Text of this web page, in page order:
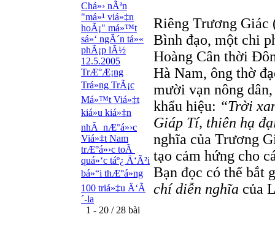
Chá»› nÃªn
"má»¹ viá»‡n
hoÃ¡" má»™t
sá»‘ ngÃ´n tá»«
phÃ¡p lÃ½
12.5.2005
TrÆ°Æ¡ng
Trá»ng TrÃ¡c
Má»™t Viá»‡t
kiá»u kiá»‡n
nhÃ nÆ°á»›c
Viá»‡t Nam
trÆ°á»›c toÃ
quá»‘c táº¿ Ä‘Ã²i
bá»“i thÆ°á»ng
100 triá»‡u Ä‘Ã
´-la
1 - 20 / 28 bài
Riêng Trương Giác
Bình đạo, một chi
Hoàng Cân thời
Hà Nam, ông thờ
mười vạn nông
khẩu hiệu: “Trời
Giáp Tí, thiên hạ
nghĩa của Trương
tạo cảm hứng cho
Bạn đọc có thể bắt
chí diễn nghĩa của